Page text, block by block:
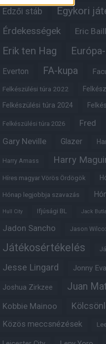
Edzői stáb Egykori
Érdekességek Eric
Erik ten Hag
Everton FA-kupa
Felkészülési túra 2022
Felkészülési túra 2024
Felkészülési túra 2026 Fred
Gary Neville Glazer
Harry Amass Harry
Híres magyar Vörös Ördögök
Hónap legjobbja szavazás
Hull City Ifjúsági BL Jack
Jadon Sancho Jason
Játékosértékelés
Jesse Lingard Jonny
Joshua Zirkzee Juan
Kobbie Mainoo
Közös meccsnézések